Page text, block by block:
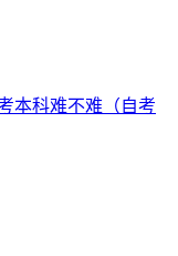
本科难不难（自考